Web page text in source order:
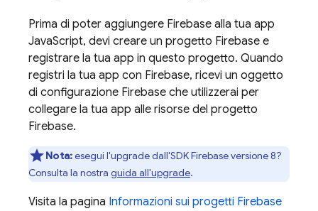
Prima di poter aggiungere Firebase alla tua app
JavaScript, devi creare un progetto Firebase e
registrare la tua app in questo progetto. Quando
registri la tua app con Firebase, ricevi un oggetto
di configurazione Firebase che utilizzerai per
collegare la tua app alle risorse del progetto
Firebase.
Nota:esegui l'upgrade dall'SDK Firebase versione 8?
Consulta la nostra guida all'upgrade.
Visita la pagina Informazioni sui progetti Firebase